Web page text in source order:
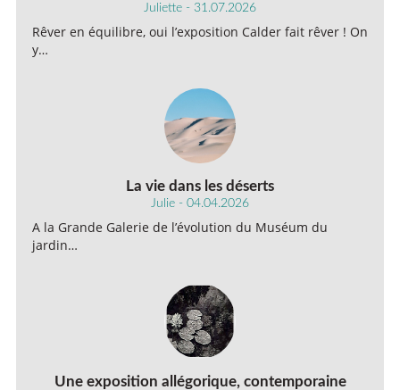
Juliette - 31.07.2026
Rêver en équilibre, oui l’exposition Calder fait rêver ! On
y…
La vie dans les déserts
Julie - 04.04.2026
A la Grande Galerie de l’évolution du Muséum du
jardin…
Une exposition allégorique, contemporaine